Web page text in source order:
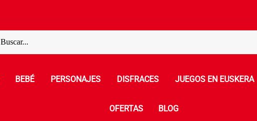
BEBÉ PERSONAJES DISFRACES JUEGOS EN EUSKERA
OFERTAS BLOG